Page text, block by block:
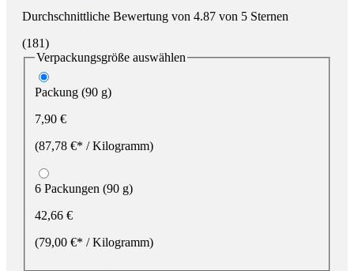
Durchschnittliche Bewertung von 4.87 von 5 Sternen
(181)
Verpackungsgröße auswählen
Packung (90 g)
7,90 €
(87,78 €* / Kilogramm)
6 Packungen (90 g)
42,66 €
(79,00 €* / Kilogramm)